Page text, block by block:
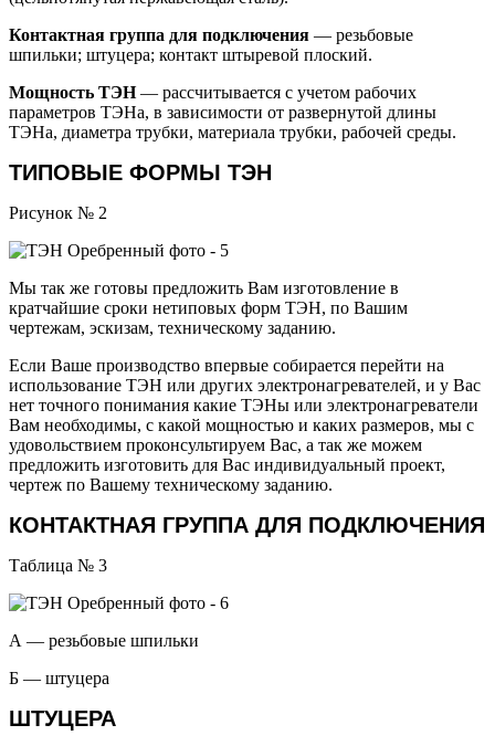
Контактная группа для подключения — резьбовые
шпильки; штуцера; контакт штыревой плоский.
Мощность ТЭН— рассчитывается с учетом рабочих
параметров ТЭНа, в зависимости от развернутой длины
ТЭНа, диаметра трубки, материала трубки, рабочей среды.
ТИПОВЫЕ ФОРМЫ ТЭН
Рисунок № 2
Мы так же готовы предложить Вам изготовление в
кратчайшие сроки нетиповых форм ТЭН, по Вашим
чертежам, эскизам, техническому заданию.
Если Ваше производство впервые собирается перейти на
использование ТЭН или других электронагревателей, и у Вас
нет точного понимания какие ТЭНы или электронагреватели
Вам необходимы, с какой мощностью и каких размеров, мы с
удовольствием проконсультируем Вас, а так же можем
предложить изготовить для Вас индивидуальный проект,
чертеж по Вашему техническому заданию.
КОНТАКТНАЯ ГРУППА ДЛЯ ПОДКЛЮЧЕНИЯ
Таблица № 3
А — резьбовые шпильки
Б — штуцера
ШТУЦЕРА